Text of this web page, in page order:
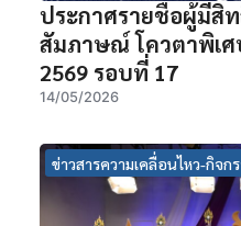
ประกาศรายชื่อผู้มีสิ
สัมภาษณ์ โควตาพิเ
2569 รอบที่ 17
14/05/2026
ข่าวสารความเคลื่อนไหว-กิจก